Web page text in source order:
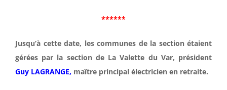
******
Jusqu’à cette date, les communes de la section étaient
gérées par la section de La Valette du Var, président
Guy LAGRANGE, maître principal électricien en retraite.